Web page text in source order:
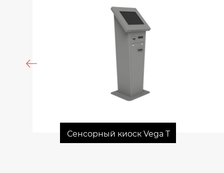
Сенсорный киоск Vega T